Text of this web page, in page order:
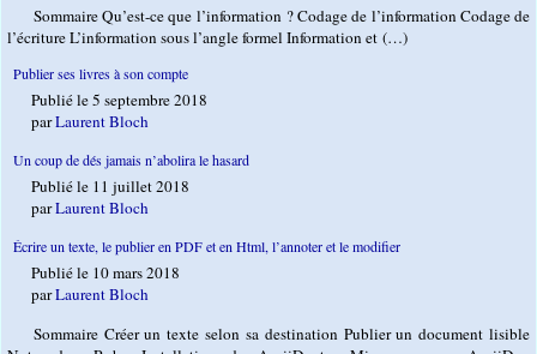
Sommaire Qu’est-ce que l’information ? Codage de l’information Codage de
l’écriture L’information sous l’angle formel Information et (…)
Publier ses livres à son compte
Publié le 5 septembre 2018
parLaurent Bloch
Un coup de dés jamais n’abolira le hasard
Publié le 11 juillet 2018
parLaurent Bloch
Écrire un texte, le publier en PDF et en Html, l’annoter et le modifier
Publié le 10 mars 2018
parLaurent Bloch
Sommaire Créer un texte selon sa destination Publier un document lisible